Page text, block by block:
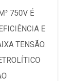
750V É
E
TENSÃO.